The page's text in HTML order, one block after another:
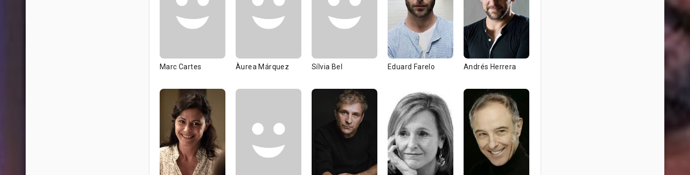
Marc Cartes Àurea Márquez Sílvia Bel Eduard Farelo Andrés Herrera